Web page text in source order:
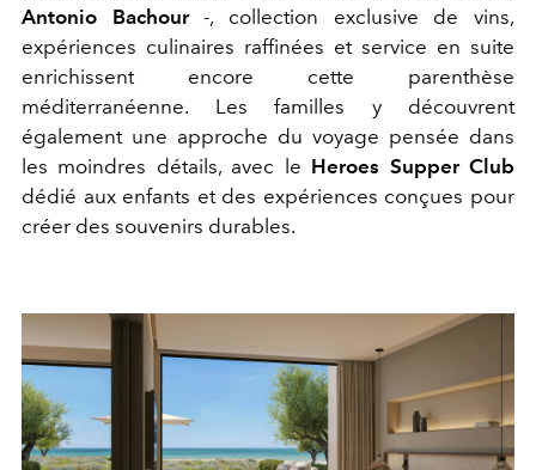
Antonio Bachour-, collection exclusive de vins,
expériences culinaires raffinées et service en suite
enrichissent encore cette parenthèse
méditerranéenne. Les familles y découvrent
également une approche du voyage pensée dans
les moindres détails, avec le Heroes Supper Club
dédié aux enfants et des expériences conçues pour
créer des souvenirs durables.